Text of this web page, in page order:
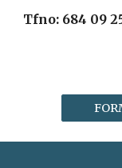
Tfno: 684 09